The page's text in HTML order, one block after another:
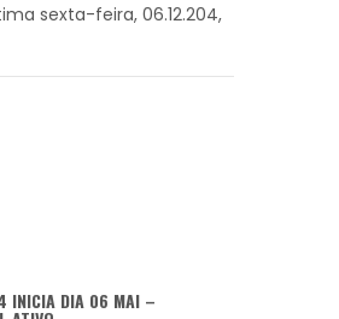
sexta-feira, 06.12.204,
INICIA DIA 06 MAI –